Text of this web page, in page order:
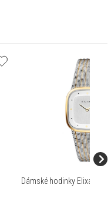
Dámské hodinky Elixa